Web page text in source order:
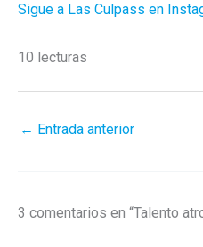
Sigue a Las Culpass en
10 lecturas
← Entrada anterior
3 comentarios en “Talento